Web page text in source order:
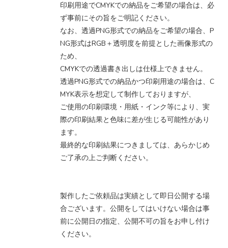
印刷用途でCMYKでの納品をご希望の場合は、必
ず事前にその旨をご明記ください。
なお、透過PNG形式での納品をご希望の場合、P
NG形式はRGB＋透明度を前提とした画像形式の
ため、
CMYKでの透過書き出しは仕様上できません。
透過PNG形式での納品かつ印刷用途の場合は、C
MYK表示を想定して制作しておりますが、
ご使用の印刷環境・用紙・インク等により、実
際の印刷結果と色味に差が生じる可能性があり
ます。
最終的な印刷結果につきましては、あらかじめ
ご了承の上ご判断ください。
製作したご依頼品は実績として即日公開する場
合ございます。公開をしてはいけない場合は事
前に公開日の指定、公開不可の旨をお申し付け
ください。